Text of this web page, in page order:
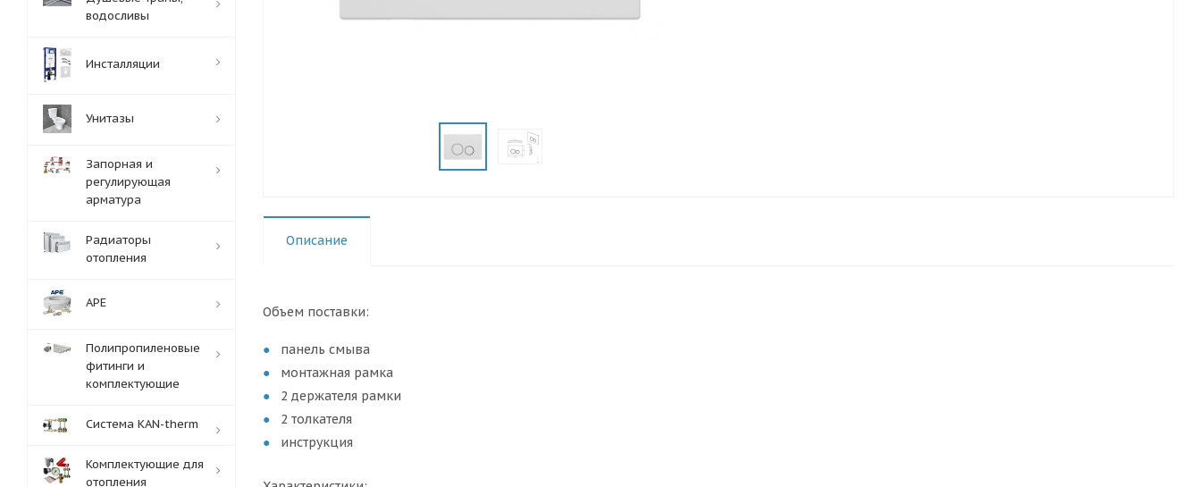
Описание
Объем поставки:
панель смыва
монтажная рамка
2 держателя рамки
2 толкателя
инструкция
водосливы
Инсталляции
Унитазы
Запорная и
регулирующая
арматура
Радиаторы
отопления
APE
Полипропиленовые
фитинги и
комплектующие
Система KAN-therm
Комплектующие для
отопления